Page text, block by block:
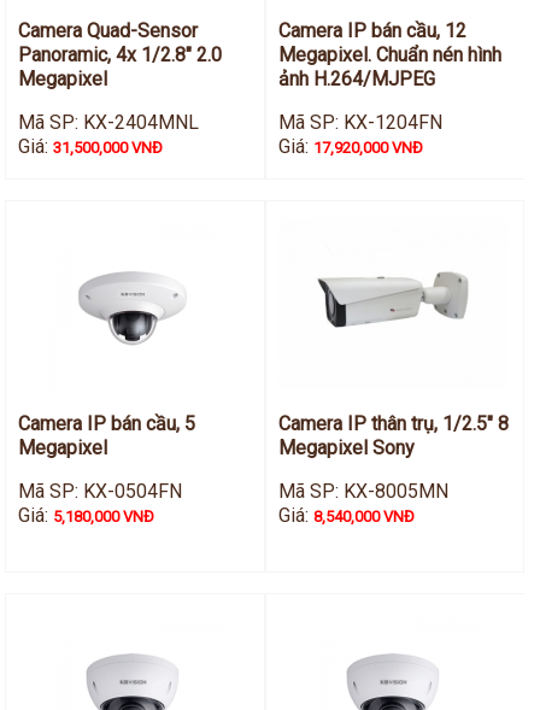
Camera Quad-Sensor
Panoramic, 4x 1/2.8" 2.0
Megapixel
Mã SP: KX-2404MNL
Giá:31,500,000 VNĐ
Camera IP bán cầu, 12
Megapixel. Chuẩn nén hình
ảnh H.264/MJPEG
Mã SP: KX-1204FN
Giá: 17,920,000 VNĐ
Camera IP bán cầu, 5
Megapixel
Mã SP: KX-0504FN
Giá: 5,180,000 VNĐ
Camera IP thân trụ, 1/2.5" 8
Megapixel Sony
Mã SP: KX-8005MN
Giá: 8,540,000 VNĐ